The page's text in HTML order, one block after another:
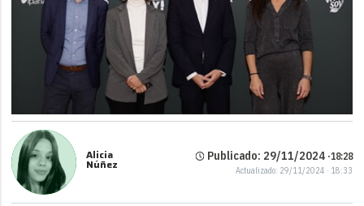
Alicia
Núñez
Publicado: 29/11/2024 ·18:28
Actualizado: 29/11/2024 · 18:33